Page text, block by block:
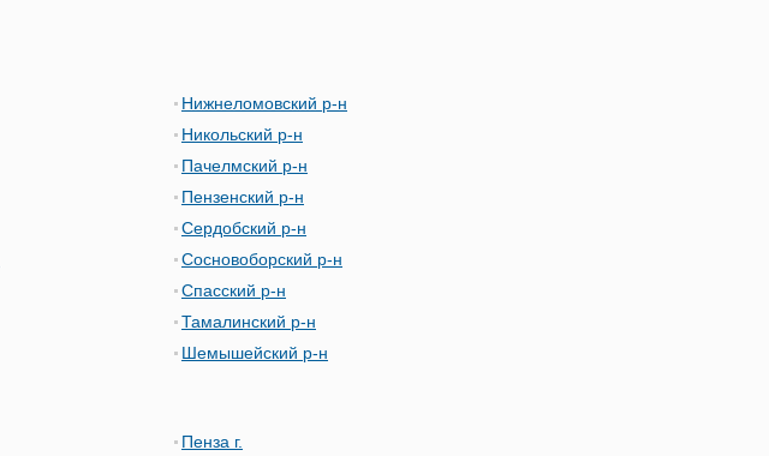
Нижнеломовский р-н
Никольский р-н
Пачелмский р-н
Пензенский р-н
Сердобский р-н
Сосновоборский р-н
Спасский р-н
Тамалинский р-н
Шемышейский р-н
Пенза г.